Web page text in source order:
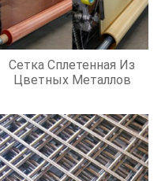
Сетка Сплетенная Из
Цветных Металлов